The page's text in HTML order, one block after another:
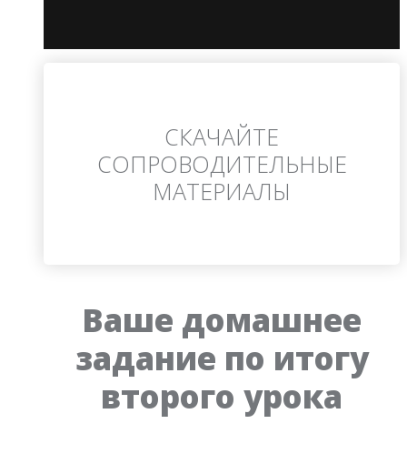
СКАЧАЙТЕ
СОПРОВОДИТЕЛЬНЫЕ
МАТЕРИАЛЫ
Ваше домашнее
задание по итогу
второго урока